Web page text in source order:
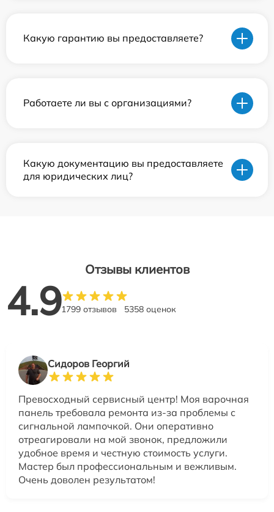
Какую гарантию вы предоставляете?
Работаете ли вы с организациями?
Какую документацию вы предоставляете
для юридических лиц?
Отзывы клиентов
4.91799 отзывов 5358 оценок
Сидоров Георгий
Превосходный сервисный центр! Моя варочная
панель требовала ремонта из-за проблемы с
сигнальной лампочкой. Они оперативно
отреагировали на мой звонок, предложили
удобное время и честную стоимость услуги.
Мастер был профессиональным и вежливым.
Очень доволен результатом!